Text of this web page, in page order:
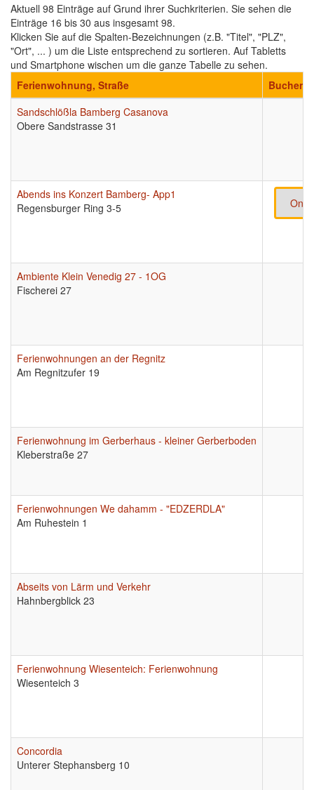
Aktuell 98 Einträge auf Grund ihrer Suchkriterien. Sie sehen die
Einträge 16 bis 30 aus insgesamt 98.
Klicken Sie auf die Spalten-Bezeichnungen (z.B. "Titel", "PLZ",
"Ort", ... ) um die Liste entsprechend zu sortieren. Auf Tabletts
und Smartphone wischen um die ganze Tabelle zu sehen.
Ferienwohnung, Straße
Buchen
Sandschlößla Bamberg Casanova
Obere Sandstrasse 31
Abends ins Konzert Bamberg- App1
Regensburger Ring 3-5
Ambiente Klein Venedig 27 - 1OG
Fischerei 27
Ferienwohnungen an der Regnitz
Am Regnitzufer 19
Ferienwohnung im Gerberhaus - kleiner Gerberboden
Kleberstraße 27
Ferienwohnungen We dahamm - "EDZERDLA"
Am Ruhestein 1
Abseits von Lärm und Verkehr
Hahnbergblick 23
Ferienwohnung Wiesenteich: Ferienwohnung
Wiesenteich 3
Concordia
Unterer Stephansberg 10